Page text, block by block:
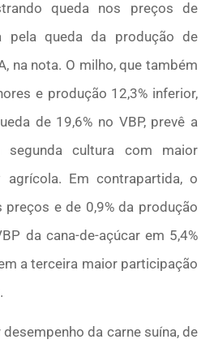
queda nos preços de
pela queda da produção de
na nota. O milho, que também
e produção 12,3% inferior,
de 19,6% no VBP, prevê a
cultura com maior
agrícola. Em contrapartida, o
preços e de 0,9% da produção
da cana-de-açúcar em 5,4%
a terceira maior participação
da carne suína, de